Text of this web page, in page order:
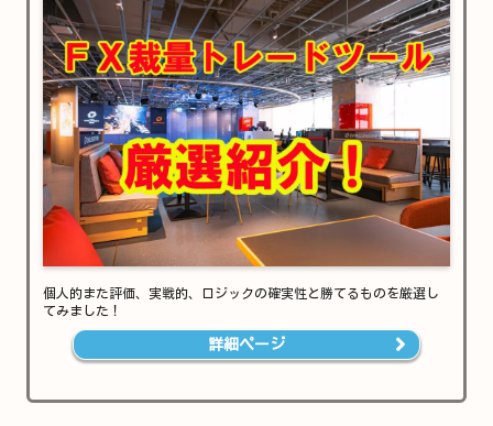
個人的また評価、実戦的、ロジックの確実性と勝てるものを厳選し
てみました！
詳細ページ